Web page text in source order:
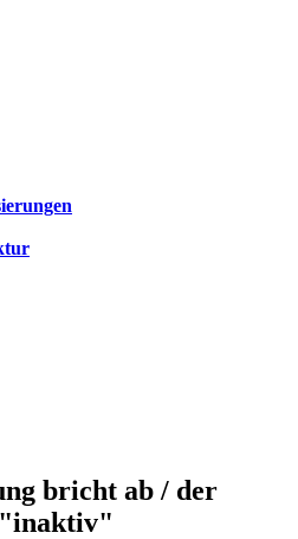
bricht ab / der
"inaktiv"